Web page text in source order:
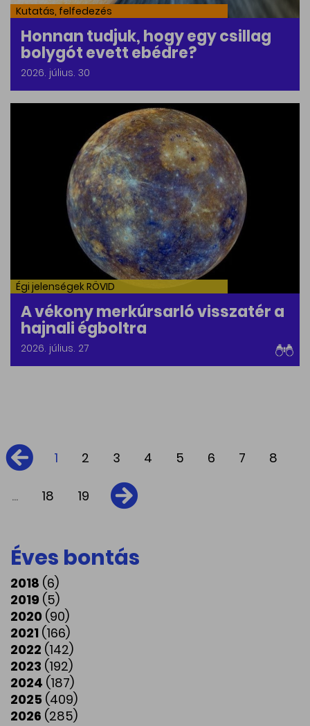
Kutatás, felfedezés
Honnan tudjuk, hogy egy csillag
bolygót evett ebédre?
2026. július. 30
Égi jelenségek RÖVID
A vékony merkúrsarló visszatér a
hajnali égboltra
2026. július. 27
1 2 3 4 5 6 7 8
... 18 19
Éves bontás
2018 (6)
2019 (5)
2020 (90)
2021 (166)
2022 (142)
2023 (192)
2024 (187)
2025 (409)
2026 (285)